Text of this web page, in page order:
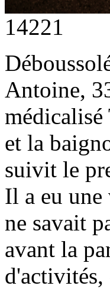
14221
Antoine,
médicalisé
et la
suivit le
Il a eu une
ne savait
avant la